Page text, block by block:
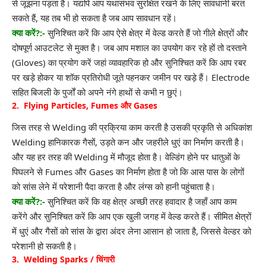
से जूझना पड़ता है। यद्यपि आप यथासंभव सुरक्षित रखने के लिए सावधानी बरत
सकते हैं, यह तब भी हो सकता है जब आप सावधान रहें।
क्या करें?:- सुनिश्चित करें कि आप ऐसे क्षेत्र में वेल्ड करते हैं जो गीले क्षेत्रों और
दोषपूर्ण आउटलेट से मुक्त है। जब आप मशाल का उपयोग कर रहे हों तो दस्ताने
(Gloves) का प्रयोग करें जहां व्यावहारिक हो और सुनिश्चित करें कि आप रबर
पर खड़े होकर या शॉक प्रतिरोधी जूते पहनकर जमीन पर खड़े हैं। Electrode
सहित बिजली के पुर्जों को अपने नंगे हाथों से कभी न छुएं।
2. Flying Particles, Fumes और Gases
जिस तरह से Welding की प्रक्रिया काम करती है उसकी प्रकृति से अधिकांश
Welding हानिकारक गैसों, उड़ते कन और जहरीले धुएं का निर्माण करती है।
और यह हर तरह की Welding में मौजूद होता है। वेल्डिंग होने पर धातुओं के
पिघलने से Fumes और Gases का निर्माण होता है जो कि आस पास के लोगों
को सांस लेने में परेशानी पैदा करता है और लंग्स को हानी पहुंचाता है।
क्या करें?:-सुनिश्चित करें कि वह क्षेत्र अच्छी तरह हवादार है जहाँ आप काम
करेंगे और सुनिश्चित करें कि आप एक खुली जगह में वेल्ड करते हैं। सीमित क्षेत्रों
में धुएं और गैसों को सांस के द्वारा अंदर लेना आसान हो जाता है, जिससे वेल्डर को
परेशानी हो सकती है।
3. Welding Sparks / चिंगारी